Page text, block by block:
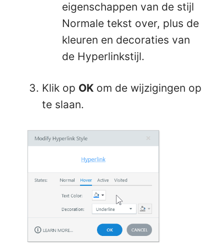
eigenschappen van de stijl
Normale tekst over, plus de
kleuren en decoraties van
de Hyperlinkstijl.
Klik op OK om de wijzigingen op
te slaan.